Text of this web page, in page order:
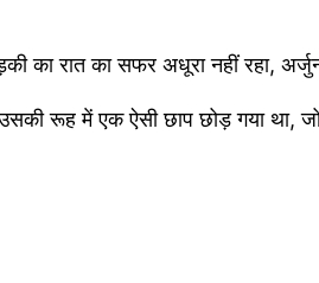
का रात का सफर अधूरा नहीं रहा,
रूह में एक ऐसी छाप छोड़ गया था,